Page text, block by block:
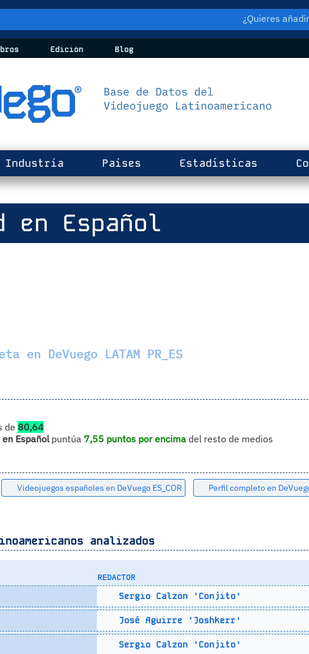
¿Quieres
Edición Blog
Industria Paises Estadísticas
en Español
en DeVuego LATAM PR_ES
de 80,64
Españolpuntúa 7,55 puntos por encimadel resto de medios
Videojuegos españoles en DeVuego ES_COR Perfil completo en
analizados
REDACTOR
Sergio Calzón 'Conjito'
José Aguirre 'Joshkerr'
Sergio Calzón 'Conjito'